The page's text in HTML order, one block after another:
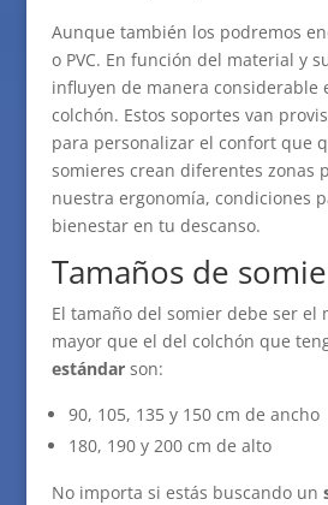
Aunque también los podremos
o PVC. En función del material y
influyen de manera considerable
colchón. Estos soportes van
para personalizar el confort que
somieres crean diferentes zonas
nuestra ergonomía, condiciones
bienestar en tu descanso.
Tamaños de
El tamaño del somier debe ser el
mayor que el del colchón que
estándarson:
90, 105, 135 y 150 cm de ancho
180, 190 y 200 cm de alto
No importa si estás buscando un